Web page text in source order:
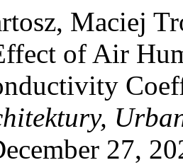
Maciej
of Air
27,